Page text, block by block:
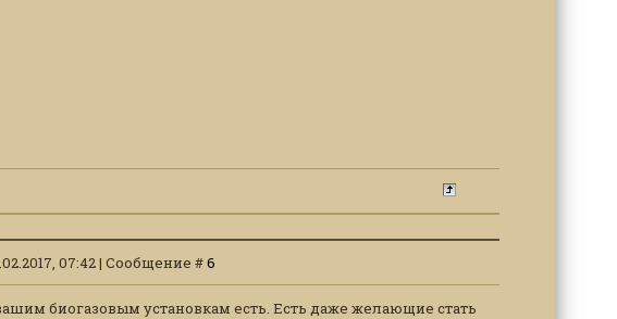
07:42 | Сообщение #6
биогазовым установкам есть. Есть даже желающие стать